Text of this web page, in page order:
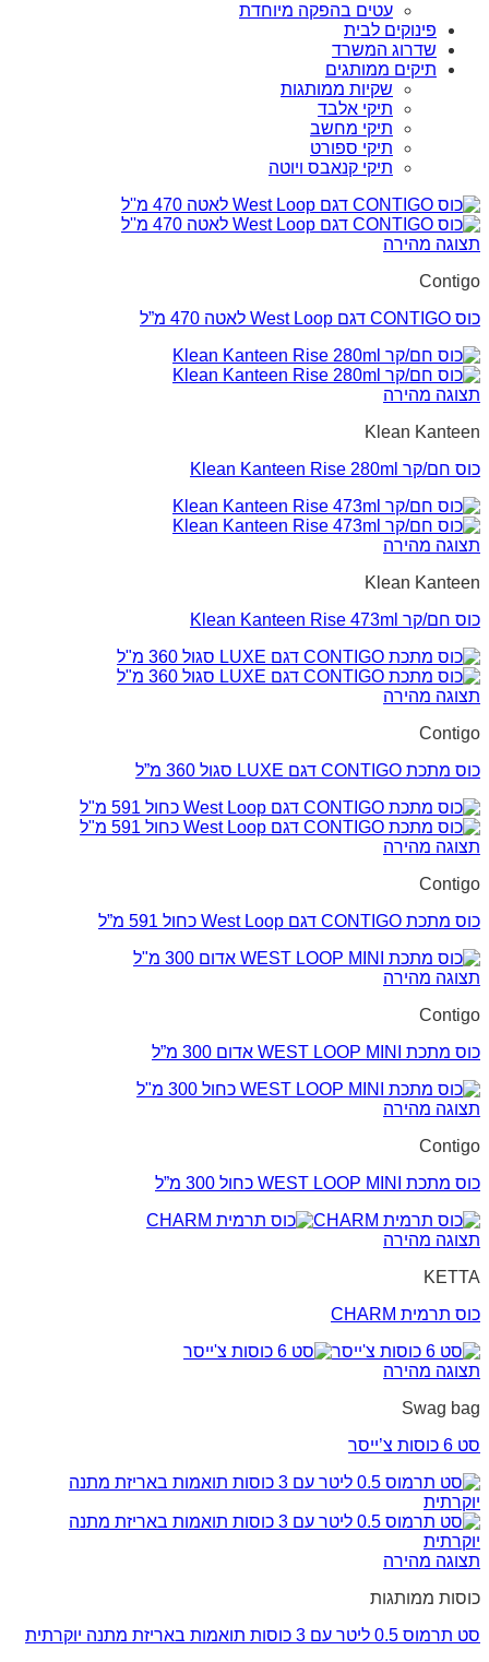
עטים בהפקה מיוחדת
פינוקים לבית
שדרוג המשרד
תיקים ממותגים
שקיות ממותגות
תיקי אלבד
תיקי מחשב
תיקי ספורט
תיקי קנאבס ויוטה
תצוגה מהירה
Contigo
כוס CONTIGO דגם West Loop לאטה 470 מ”ל
תצוגה מהירה
Klean Kanteen
כוס חם/קר Klean Kanteen Rise 280ml
תצוגה מהירה
Klean Kanteen
כוס חם/קר Klean Kanteen Rise 473ml
תצוגה מהירה
Contigo
כוס מתכת CONTIGO דגם LUXE סגול 360 מ”ל
תצוגה מהירה
Contigo
כוס מתכת CONTIGO דגם West Loop כחול 591 מ”ל
תצוגה מהירה
Contigo
כוס מתכת WEST LOOP MINI אדום 300 מ”ל
תצוגה מהירה
Contigo
כוס מתכת WEST LOOP MINI כחול 300 מ”ל
תצוגה מהירה
KETTA
כוס תרמית CHARM
תצוגה מהירה
Swag bag
סט 6 כוסות צ’ייסר
תצוגה מהירה
כוסות ממותגות
סט תרמוס 0.5 ליטר עם 3 כוסות תואמות באריזת מתנה יוקרתית